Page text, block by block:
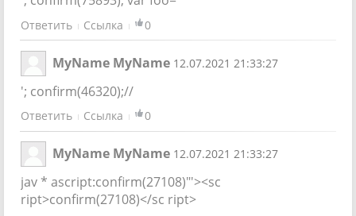
Ответить Ссылка 0
MyName MyName 12.07.2021 21:33:27
'; confirm(46320);//
Ответить Ссылка 0
MyName MyName 12.07.2021 21:33:27
jav * ascript:confirm(27108)"'><sc
ript>confirm(27108)</sc ript>